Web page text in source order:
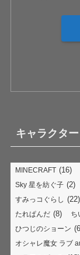
キャラクタ
MINECRAFT (16)
Sky 星を紡ぐ子 (2)
すみっコぐらし (22)
たれぱんだ (8) ち
ひつじのショーン
オシャレ魔女 ラブ